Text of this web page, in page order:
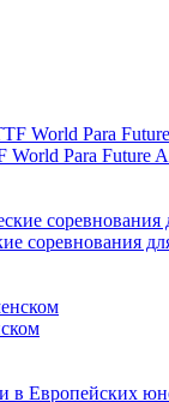
Para Future
соревнования